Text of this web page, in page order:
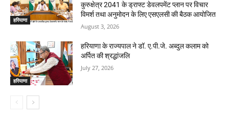
हरियाणा
कुरुक्षेत्र 2041 के ड्राफ्ट डेवलपमेंट प्लान पर विचार
विमर्श तथा अनुमोदन के लिए एसएलसी की बैठक आयोजित
August 3, 2026
हरियाणा
हरियाणा के राज्यपाल ने डॉ. ए.पी.जे. अब्दुल कलाम को
अर्पित की श्रद्धांजलि
July 27, 2026